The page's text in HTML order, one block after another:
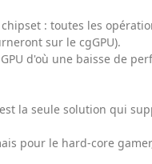
: toutes les
sur le cgGPU).
d'où une baisse de
la seule solution qui
pour le hard-core